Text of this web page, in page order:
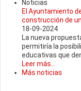
Noticias
El Ayuntamiento
construcción de
18-09-2024
La nueva
permitiría la
educativas que
Leer más...
Más noticias